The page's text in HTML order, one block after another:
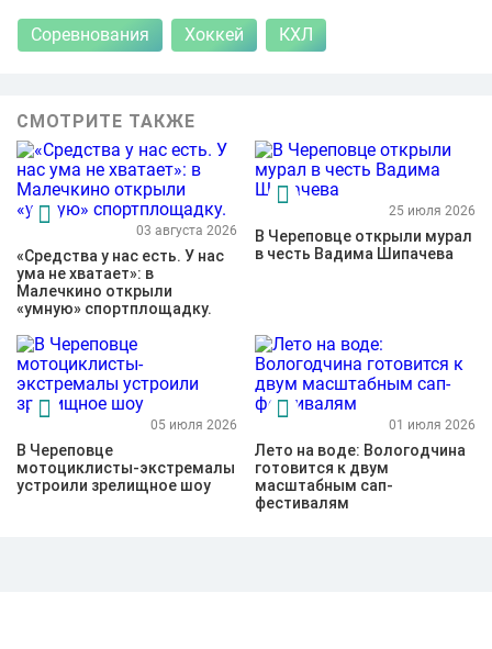
Соревнования Хоккей КХЛ
СМОТРИТЕ ТАКЖЕ
03 августа 2026
«Средства у нас есть. У нас
ума не хватает»: в
Малечкино открыли
«умную» спортплощадку.
25 июля 2026
В Череповце открыли мурал
в честь Вадима Шипачева
05 июля 2026
В Череповце
мотоциклисты-экстремалы
устроили зрелищное шоу
01 июля 2026
Лето на воде: Вологодчина
готовится к двум
масштабным сап-
фестивалям